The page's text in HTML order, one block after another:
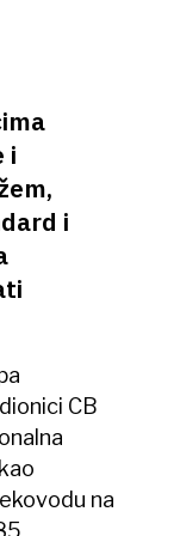
i
i
CB
na